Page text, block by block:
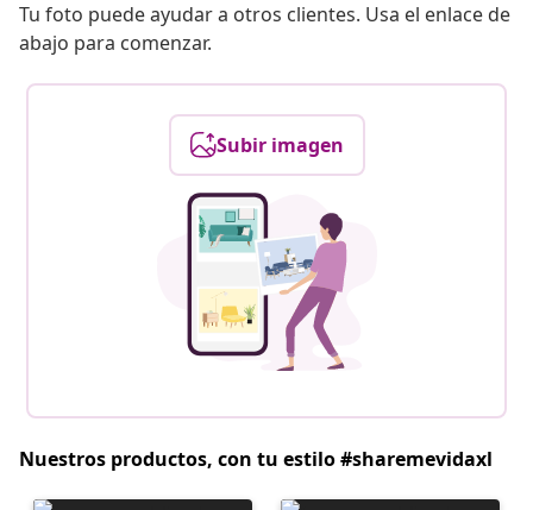
Tu foto puede ayudar a otros clientes. Usa el enlace de
abajo para comenzar.
Subir imagen
Nuestros productos, con tu estilo #sharemevidaxl